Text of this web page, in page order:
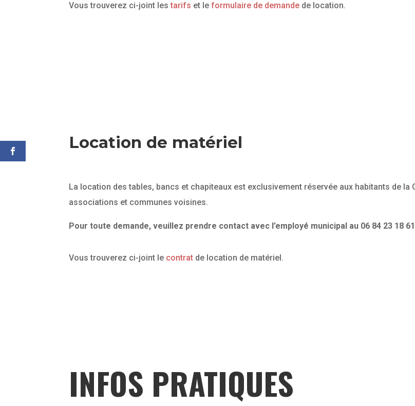
Vous trouverez ci-joint lestarifs et leformulaire de demande de location.
Location de matériel
La location des tables, bancs et chapiteaux est exclusivement réservée aux habitants de la
associations et communes voisines.
Pour toute demande, veuillez prendre contact avec l’employé municipal au 06 84 23 18
Vous trouverez ci-joint le contrat de location de matériel.
INFOS PRATIQUES